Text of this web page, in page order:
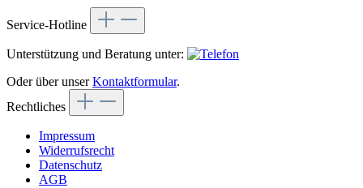
Service-Hotline
Unterstützung und Beratung unter:
Oder über unserKontaktformular.
Rechtliches
Impressum
Widerrufsrecht
Datenschutz
AGB